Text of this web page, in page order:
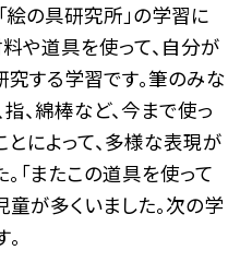
の具研究所」の学習に
や道具を使って、自分が
する学習です。筆のみな
、綿棒など、今まで使っ
によって、多様な表現が
「またこの道具を使って
童が多くいました。次の学